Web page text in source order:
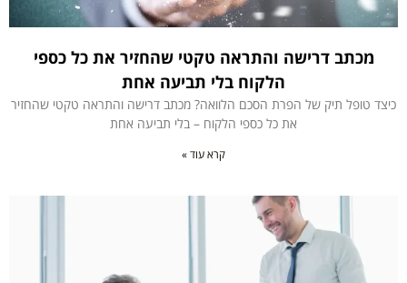
מכתב דרישה והתראה טקטי שהחזיר את כל כספי
הלקוח בלי תביעה אחת
כיצד טופל תיק של הפרת הסכם הלוואה? מכתב דרישה והתראה טקטי שהחזיר
את כל כספי הלקוח – בלי תביעה אחת
קרא עוד »